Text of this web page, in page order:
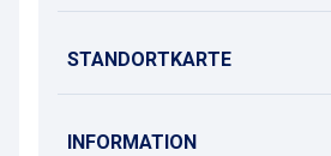
STANDORTKARTE
INFORMATION